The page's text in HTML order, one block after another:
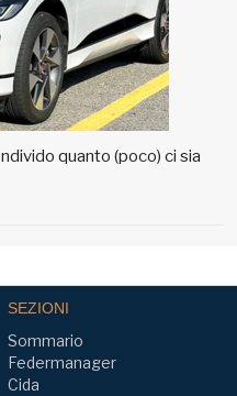
quanto (poco) ci sia
SEZIONI
Sommario
Federmanager
Cida